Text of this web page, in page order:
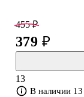
запомнить
правильно
даже немножко
дневник можно
чтения, так и
455 ₽
379 ₽
13
В наличии